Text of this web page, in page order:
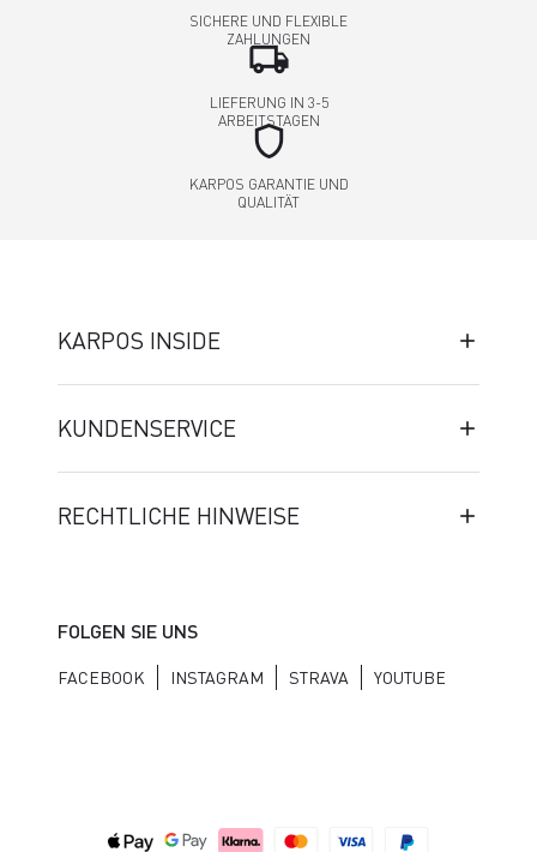
SICHERE UND FLEXIBLE
ZAHLUNGEN
local_shipping
LIEFERUNG IN 3-5
ARBEITSTAGEN
shield
KARPOS GARANTIE UND
QUALITÄT
KARPOS INSIDE
KUNDENSERVICE
RECHTLICHE HINWEISE
FOLGEN SIE UNS
FACEBOOK INSTAGRAM STRAVA YOUTUBE